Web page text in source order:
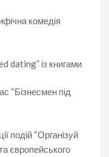
комедія
dating” із книгами
“Бізнесмен під
подій “Організуй
європейського